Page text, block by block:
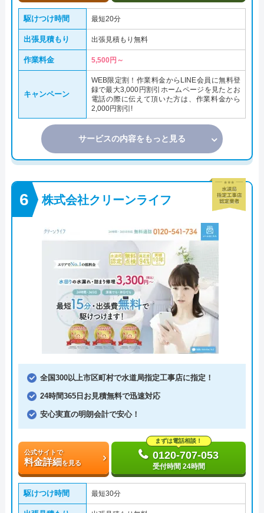
駆けつけ時間 最短20分
出張見積もり 出張見積もり無料
作業料金 5,500円～
キャンペーン
WEB限定割！作業料金からLINE会員に無料登
録で最大3,000円割引ホームページを見たとお
電話の際に伝えて頂いた方は、作業料金から
2,000円割引!
サービスの内容をもっと見る
株式会社クリーンライフ
全国300以上市区町村で水道局指定工事店に指定！
24時間365日お見積無料で迅速対応
安心実直の明朗会計で安心！
公式サイトで
料金詳細を見る
まずは電話相談！
0120-707-053
受付時間 24時間
駆けつけ時間 最短30分